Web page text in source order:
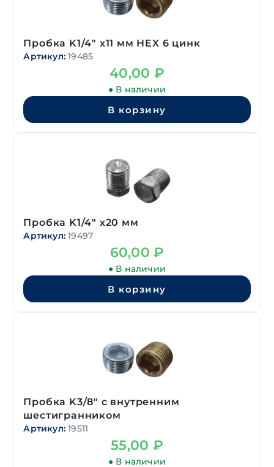
Пробка K1/4″ х11 мм HEX 6 цинк
Артикул: 19485
40,00 ₽
● В наличии
В корзину
Пробка K1/4″ х20 мм
Артикул: 19497
60,00 ₽
● В наличии
В корзину
Пробка K3/8″ с внутренним
шестигранником
Артикул: 19511
55,00 ₽
● В наличии